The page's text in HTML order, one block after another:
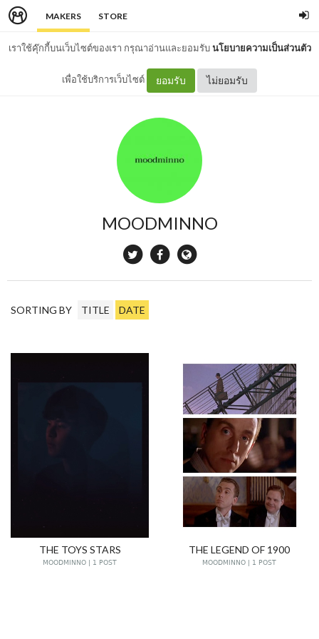
MAKERS STORE
เราใช้คุ๊กกี้บนเว็บไซต์ของเรา กรุณาอ่านและยอมรับนโยบายความเป็นส่วนตัว
เพื่อใช้บริการเว็บไซต์ ยอมรับ ไม่ยอมรับ
MOODMINNO
SORTING BY TITLE DATE
THE TOYS STARS
MOODMINNO | 1 POST
THE LEGEND OF 1900
MOODMINNO | 1 POST